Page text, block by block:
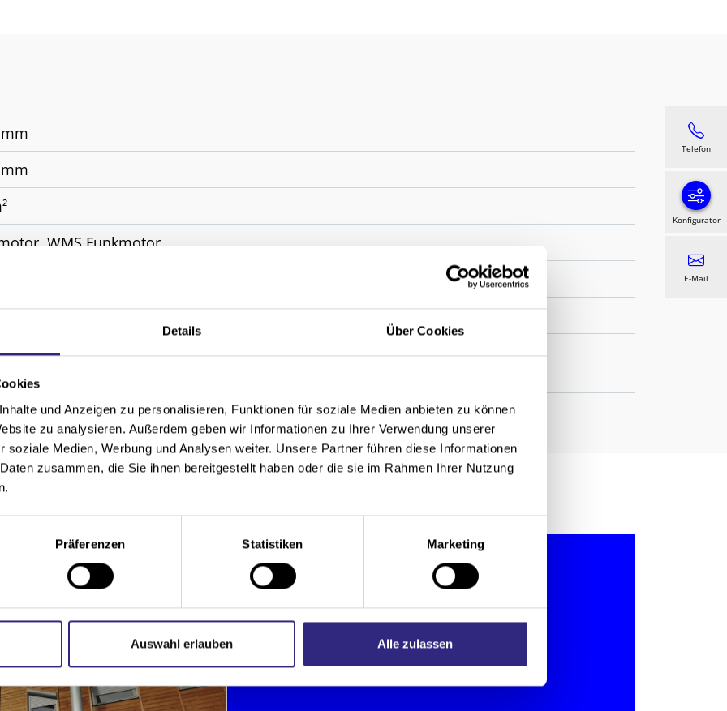
Details Über Cookies
und Anzeigen zu personalisieren, Funktionen für soziale Medien anbieten zu können
zu analysieren. Außerdem geben wir Informationen zu Ihrer Verwendung unserer
soziale Medien, Werbung und Analysen weiter. Unsere Partner führen diese Informationen
zusammen, die Sie ihnen bereitgestellt haben oder die sie im Rahmen Ihrer Nutzung
Präferenzen Statistiken Marketing
Auswahl erlauben Alle zulassen
WMS Funkmotor
bei Austausch der Fenster, für abgeschrägte Fenster, in/auf der Laibung,
im Giebelbereich, Neubau
Telefon
Konfigurator
E-Mail